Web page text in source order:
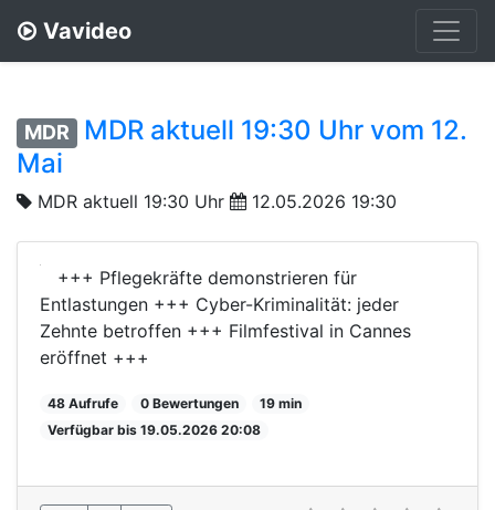
Vavideo
MDR
MDR aktuell 19:30 Uhr vom 12.
Mai
MDR aktuell 19:30 Uhr 12.05.2026 19:30
+++ Pflegekräfte demonstrieren für
Entlastungen +++ Cyber-Kriminalität: jeder
Zehnte betroffen +++ Filmfestival in Cannes
eröffnet +++
48 Aufrufe 0 Bewertungen
19 min
Verfügbar bis 19.05.2026 20:08